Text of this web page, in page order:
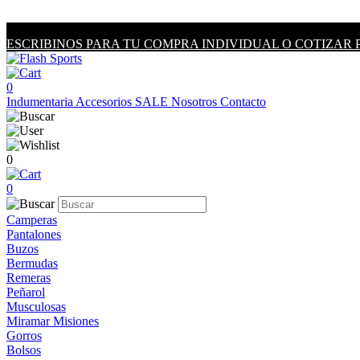
ESCRIBINOS PARA TU COMPRA INDIVIDUAL O COTIZAR
0
Indumentaria Accesorios SALE Nosotros Contacto
0
0
Camperas
Pantalones
Buzos
Bermudas
Remeras
Peñarol
Musculosas
Miramar Misiones
Gorros
Bolsos